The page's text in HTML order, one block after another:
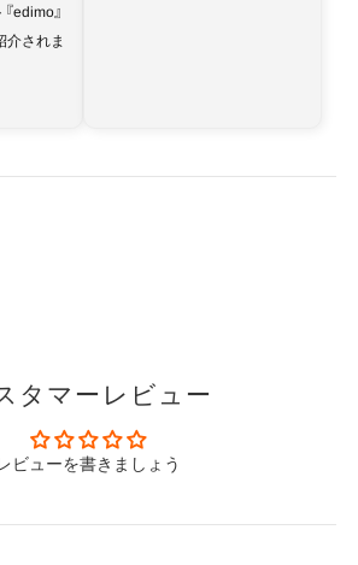
edimo』
介されま
タマーレビュー
ビューを書きましょう